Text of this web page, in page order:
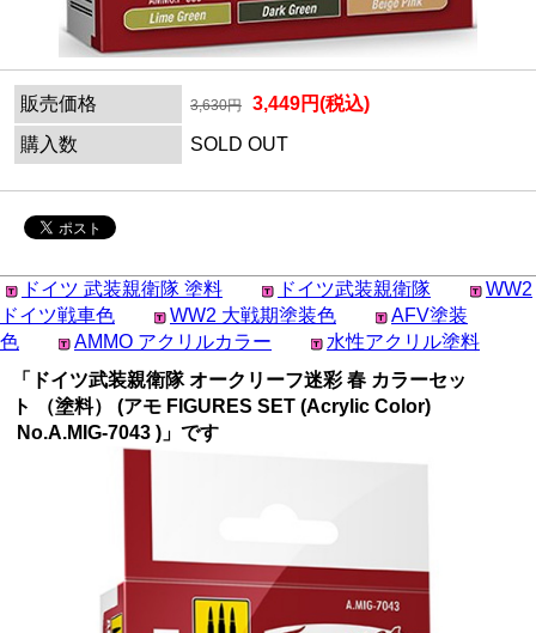
販売価格 3,630円
3,449円(税込)
購入数
SOLD OUT
ドイツ 武装親衛隊 塗料 ドイツ武装親衛隊
WW2
ドイツ戦車色
WW2 大戦期塗装色
AFV塗装
色
AMMO アクリルカラー
水性アクリル塗料
「ドイツ武装親衛隊 オークリーフ迷彩 春 カラーセッ
ト （塗料） (アモ FIGURES SET (Acrylic Color)
No.A.MIG-7043 )」です